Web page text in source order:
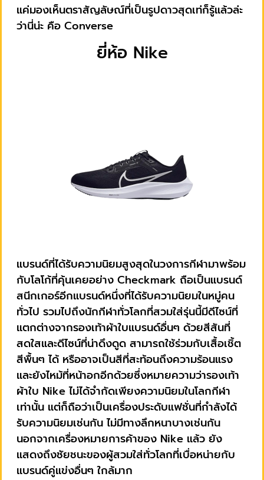
แค่มองเห็นตราสัญลัษณ์ที่เป็นรูปดาวสุดเท่ก็รู้แล้วล่ะ
ว่านี่น่ะ คือ Converse
ยี่ห้อ Nike
แบรนด์ที่ได้รับความนิยมสูงสุดในวงการกีฬามาพร้อม
กับโลโก้ที่คุ้นเคยอย่าง Checkmark ถือเป็นแบรนด์
สนีกเกอร์อีกแบรนด์หนึ่งที่ได้รับความนิยมในหมู่คน
ทั่วไป รวมไปถึงนักกีฬาทั่วโลกที่สวมใส่รุ่นนี้มีดีไซน์ที่
แตกต่างจากรองเท้าผ้าใบแบรนด์อื่นๆ ด้วยสีสันที่
สดใสและดีไซน์ที่น่าดึงดูด สามารถใช้ร่วมกับเสื้อเชิ้ต
สีพื้นๆ ได้ หรืออาจเป็นสีที่สะท้อนถึงความร้อนแรง
และยังไหม้ที่หน้าอกอีกด้วยซึ่งหมายความว่ารองเท้า
ผ้าใบ Nike ไม่ได้จำกัดเพียงความนิยมในโลกกีฬา
เท่านั้น แต่ก็ถือว่าเป็นเครื่องประดับแฟชั่นที่กำลังได้
รับความนิยมเช่นกัน ไม่มีทางลึกหนาบางเช่นกัน
นอกจากเครื่องหมายการค้าของ Nike แล้ว ยัง
แสดงถึงชัยชนะของผู้สวมใส่ทั่วโลกที่เบื่อหน่ายกับ
แบรนด์คู่แข่งอื่นๆ ใกล้มาก